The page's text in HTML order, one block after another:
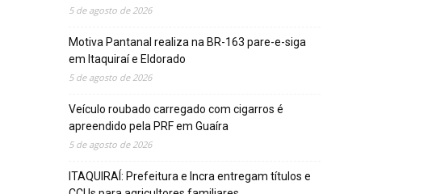
5 de agosto de 2026
Motiva Pantanal realiza na BR-163 pare-e-siga
em Itaquiraí e Eldorado
5 de agosto de 2026
Veículo roubado carregado com cigarros é
apreendido pela PRF em Guaíra
5 de agosto de 2026
ITAQUIRAÍ: Prefeitura e Incra entregam títulos e